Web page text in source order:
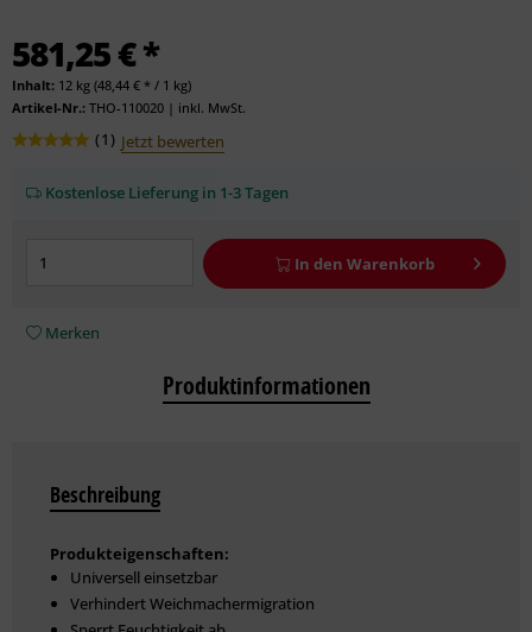
581,25 € *
Inhalt: 12 kg (48,44 € * / 1 kg)
Artikel-Nr.: THO-110020 | inkl. MwSt.
(1) Jetzt bewerten
Kostenlose Lieferung in 1-3 Tagen
In den Warenkorb
Merken
Produktinformationen
Beschreibung
Produkteigenschaften:
Universell einsetzbar
Verhindert Weichmachermigration